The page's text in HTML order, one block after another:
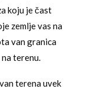
koju je čast
zemlje vas na
van granica
terenu.
terena uvek